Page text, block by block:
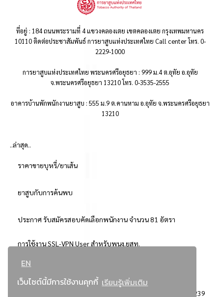
EN
เว็บไซต์นี้มีการใช้งานคุกกี้ เรียนรู้เพิ่มเติม
ที่อยู่ : 184 ถนนพระรามที่ 4 แขวงคลองเตย เขตคลองเตย กรุงเทพมหานคร
10110 ติดต่อประชาสัมพันธ์ การยาสูบแห่งประเทศไทย Call center โทร. 0-
2229-1000
การยาสูบแห่งประเทศไทย พระนครศรีอยุธยา : 999 ม.4 ต.อุทัย อ.อุทัย
จ.พระนครศรีอยุธยา 13210 โทร. 0-3535-2555
อาคารบ้านพักพนักงานยาสูบ : 555 ม.9 ต.คานหาม อ.อุทัย จ.พระนครศรีอยุธยา
13210
..ล่าสุด..
ราคาขายบุหรี่/ยาเส้น
ยาสูบกับการค้นพบ
ประกาศ รับสมัครสอบคัดเลือกพนักงาน จำนวน 81 อัตรา
การใช้งาน SSL-VPN User สำหรับพนง.ยสท.
..ยอดนิยม..
3239